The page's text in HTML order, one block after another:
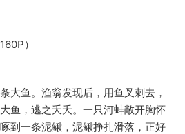
）
大鱼。渔翁发现后，用鱼叉刺去，
鱼，逃之夭夭。一只河蚌敞开胸怀
到一条泥鳅，泥鳅挣扎滑落，正好